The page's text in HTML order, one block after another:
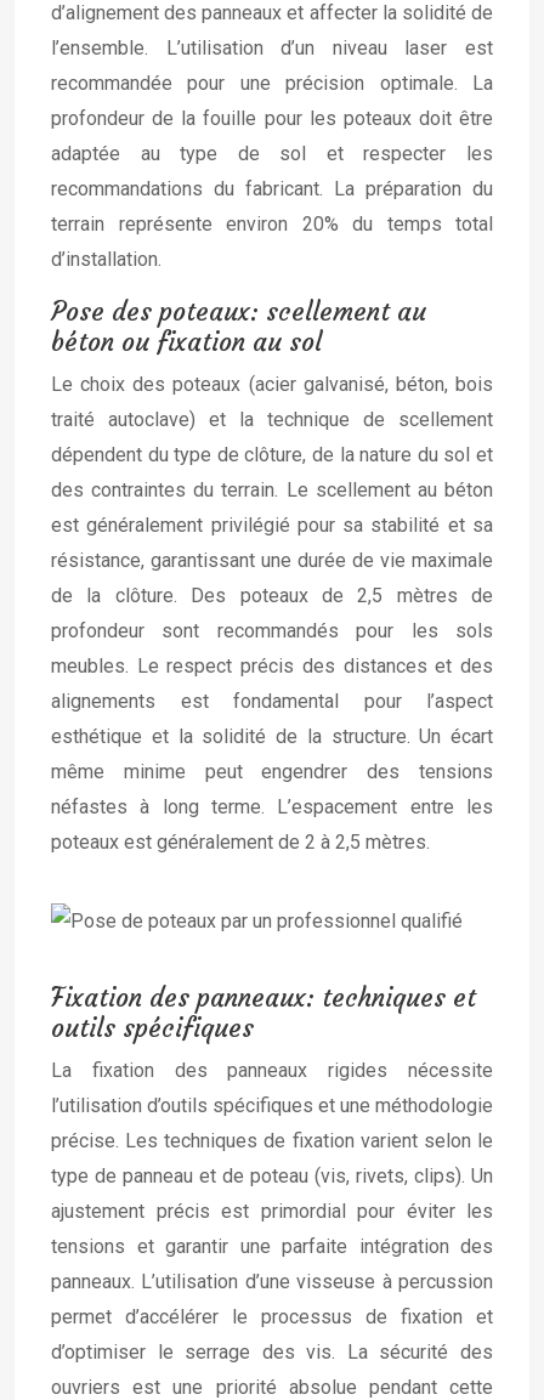
d’alignement des panneaux et affecter la solidité de
l’ensemble. L’utilisation d’un niveau laser est
recommandée pour une précision optimale. La
profondeur de la fouille pour les poteaux doit être
adaptée au type de sol et respecter les
recommandations du fabricant. La préparation du
terrain représente environ 20% du temps total
d’installation.
Pose des poteaux: scellement au
béton ou fixation au sol
Le choix des poteaux (acier galvanisé, béton, bois
traité autoclave) et la technique de scellement
dépendent du type de clôture, de la nature du sol et
des contraintes du terrain. Le scellement au béton
est généralement privilégié pour sa stabilité et sa
résistance, garantissant une durée de vie maximale
de la clôture. Des poteaux de 2,5 mètres de
profondeur sont recommandés pour les sols
meubles. Le respect précis des distances et des
alignements est fondamental pour l’aspect
esthétique et la solidité de la structure. Un écart
même minime peut engendrer des tensions
néfastes à long terme. L’espacement entre les
poteaux est généralement de 2 à 2,5 mètres.
Fixation des panneaux: techniques et
outils spécifiques
La fixation des panneaux rigides nécessite
l’utilisation d’outils spécifiques et une méthodologie
précise. Les techniques de fixation varient selon le
type de panneau et de poteau (vis, rivets, clips). Un
ajustement précis est primordial pour éviter les
tensions et garantir une parfaite intégration des
panneaux. L’utilisation d’une visseuse à percussion
permet d’accélérer le processus de fixation et
d’optimiser le serrage des vis. La sécurité des
ouvriers est une priorité absolue pendant cette